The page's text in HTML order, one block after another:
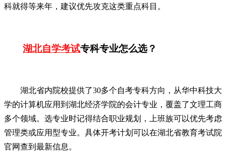
科就得等来年，建议优先攻克这类重点科目。
湖北自学考试专科专业怎么选？
湖北省内院校提供了30多个自考专科方向，从华中科技大
学的计算机应用到湖北经济学院的会计专业，覆盖了文理工商
多个领域。选专业时记得结合职业规划，上班族可以优先考虑
管理类或应用型专业。具体开考计划可以在湖北省教育考试院
官网查到最新信息。